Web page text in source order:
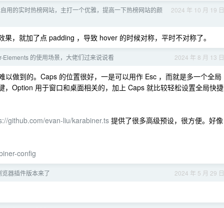
2024 年 10 月 19 日
用的实时热榜网站，主打一个优雅，提高一下热榜网站的颜
，就加了点 padding ，导致 hover 的时候对称，平时不对称了。
2024 年 8 月 13 日
Elements 的使用场景，大佬们过来说说看
做到的。Caps 的位置很好，一是可以用作 Esc ，而就是多一个全局
Option 用于窗口和桌面相关的，加上 Caps 就比较轻松设置全局快捷
github.com/evan-liu/karabiner.ts 提供了很多高级预设，很方便。好像
config
2024 年 5 月 29 日
览器插件版本来了